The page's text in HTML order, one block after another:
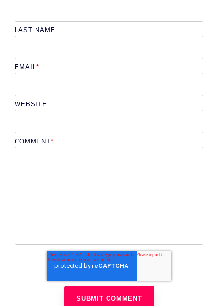
LAST NAME
EMAIL*
WEBSITE
COMMENT*